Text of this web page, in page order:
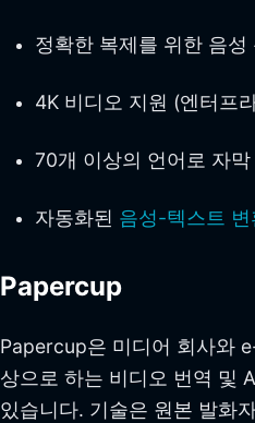
정확한 복제를 위한 음성
4K 비디오 지원 (엔터프
70개 이상의 언어로 자막
자동화된 음성-텍스트 변
Papercup
Papercup은 미디어 회사와
상으로 하는 비디오 번역 및
있습니다. 기술은 원본 발화